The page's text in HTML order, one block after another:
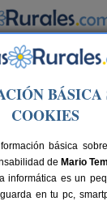
de
BÁSICA
COOKIES
básica
de Mario
informática es un
en tu pc,